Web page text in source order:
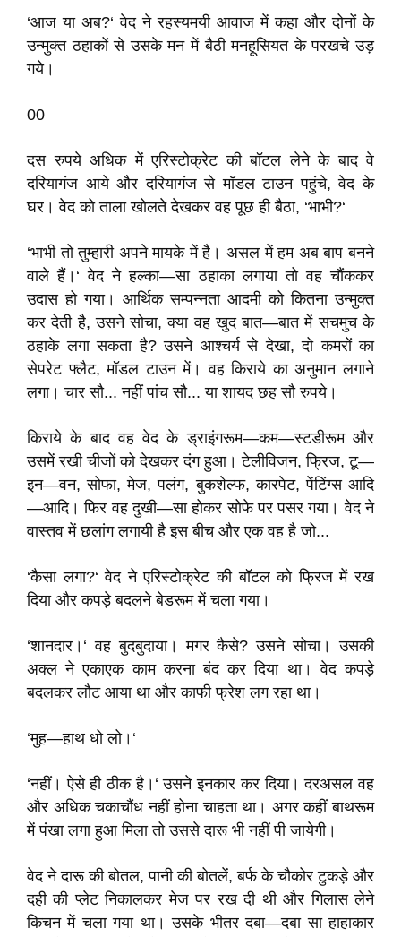
‘आज या अब?‘ वेद ने रहस्यमयी आवाज में कहा और दोनों के
उन्मुक्त ठहाकों से उसके मन में बैठी मनहूसियत के परखचे उड़
गये।
00
दस रुपये अधिक में एरिस्टोक्रेट की बॉटल लेने के बाद वे
दरियागंज आये और दरियागंज से मॉडल टाउन पहुंचे, वेद के
घर। वेद को ताला खोलते देखकर वह पूछ ही बैठा, ‘भाभी?‘
‘भाभी तो तुम्हारी अपने मायके में है। असल में हम अब बाप बनने
वाले हैं।‘ वेद ने हल्का—सा ठहाका लगाया तो वह चौंककर
उदास हो गया। आर्थिक सम्पन्नता आदमी को कितना उन्मुक्त
कर देती है, उसने सोचा, क्या वह खुद बात—बात में सचमुच के
ठहाके लगा सकता है? उसने आश्चर्य से देखा, दो कमरों का
सेपरेट फ्लैट, मॉडल टाउन में। वह किराये का अनुमान लगाने
लगा। चार सौ... नहीं पांच सौ... या शायद छह सौ रुपये।
किराये के बाद वह वेद के ड्राइंगरूम—कम—स्टडीरूम और
उसमें रखी चीजों को देखकर दंग हुआ। टेलीविजन, फ्रिज, टू—
इन—वन, सोफा, मेज, पलंग, बुकशेल्फ, कारपेट, पेंटिंग्स आदि
—आदि। फिर वह दुखी—सा होकर सोफे पर पसर गया। वेद ने
वास्तव में छलांग लगायी है इस बीच और एक वह है जो...
‘कैसा लगा?‘ वेद ने एरिस्टोक्रेट की बॉटल को फ्रिज में रख
दिया और कपड़े बदलने बेडरूम में चला गया।
‘शानदार।‘ वह बुदबुदाया। मगर कैसे? उसने सोचा। उसकी
अक्ल ने एकाएक काम करना बंद कर दिया था। वेद कपड़े
बदलकर लौट आया था और काफी फ्रेश लग रहा था।
‘मुह—हाथ धो लो।‘
‘नहीं। ऐसे ही ठीक है।‘ उसने इनकार कर दिया। दरअसल वह
और अधिक चकाचौंध नहीं होना चाहता था। अगर कहीं बाथरूम
में पंखा लगा हुआ मिला तो उससे दारू भी नहीं पी जायेगी।
वेद ने दारू की बोतल, पानी की बोतलें, बर्फ के चौकोर टुकड़े और
दही की प्लेट निकालकर मेज पर रख दी थी और गिलास लेने
किचन में चला गया था। उसके भीतर दबा—दबा सा हाहाकार